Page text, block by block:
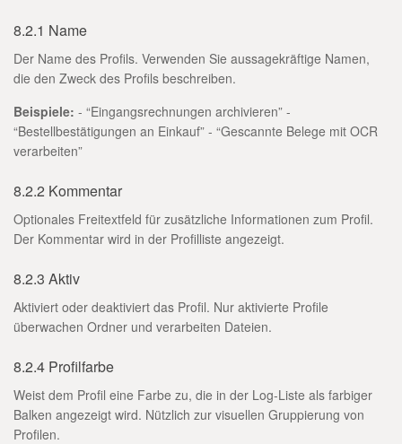
8.2.1 Name
Der Name des Profils. Verwenden Sie aussagekräftige Namen,
die den Zweck des Profils beschreiben.
Beispiele: - “Eingangsrechnungen archivieren” -
“Bestellbestätigungen an Einkauf” - “Gescannte Belege mit OCR
verarbeiten”
8.2.2 Kommentar
Optionales Freitextfeld für zusätzliche Informationen zum Profil.
Der Kommentar wird in der Profilliste angezeigt.
8.2.3 Aktiv
Aktiviert oder deaktiviert das Profil. Nur aktivierte Profile
überwachen Ordner und verarbeiten Dateien.
8.2.4 Profilfarbe
Weist dem Profil eine Farbe zu, die in der Log-Liste als farbiger
Balken angezeigt wird. Nützlich zur visuellen Gruppierung von
Profilen.